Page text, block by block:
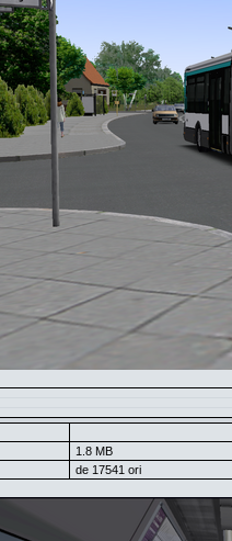
1.8 MB
de 17541 ori